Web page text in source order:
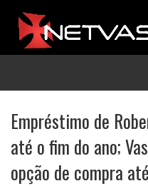
Empréstimo de
até o fim do ano;
opção de compra